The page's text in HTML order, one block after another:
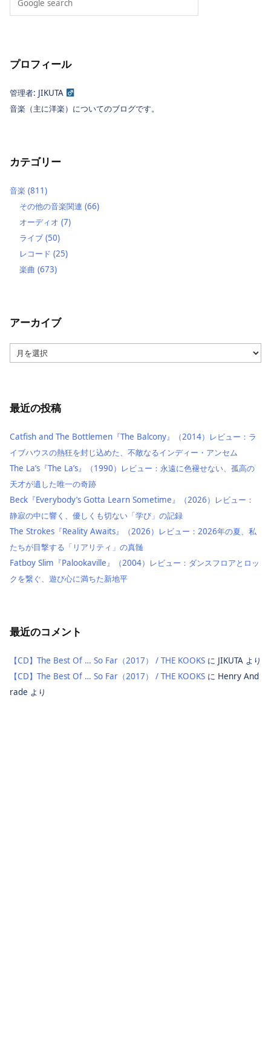
プロフィール
管理者: JIKUTA
音楽（主に洋楽）についてのブログです。
カテゴリー
音楽 (811)
その他の音楽関連 (66)
オーディオ (7)
ライブ (50)
レコード (25)
楽曲 (673)
アーカイブ
ー
最近の投稿
Catfish and The Bottlemen『The Balcony』（2014）レビュー：ラ
イブハウスの熱狂を封じ込めた、不敵なるインディー・アンセム
The La’s『The La’s』（1990）レビュー：永遠に色褪せない、孤高の
天才が遺した唯一の奇跡
Beck『Everybody’s Gotta Learn Sometime』（2026）レビュー：
静寂の中に響く、優しくも切ない「学び」の記録
The Strokes『Reality Awaits』（2026）レビュー：2026年の夏、私
たちが目撃する「リアリティ」の真髄
Fatboy Slim『Palookaville』（2004）レビュー：ダンスフロアとロッ
クを繋ぐ、遊び心に満ちた新地平
最近のコメント
【CD】The Best Of … So Far（2017） / THE KOOKS に JIKUTA より
【CD】The Best Of … So Far（2017） / THE KOOKS に Henry And
rade より